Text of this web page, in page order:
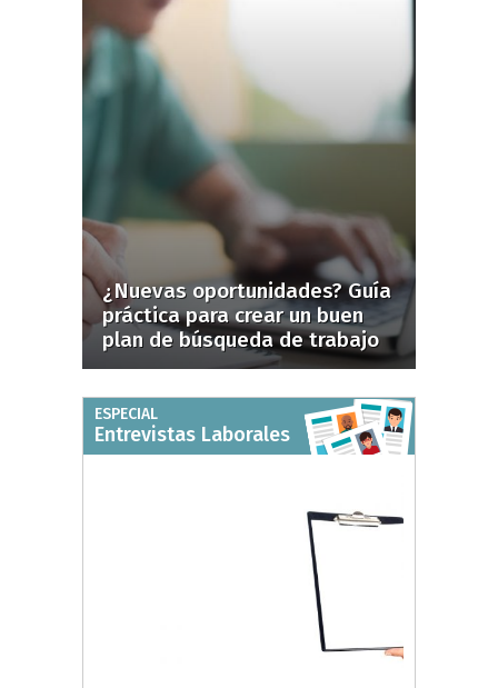
¿Nuevas oportunidades? Guía
práctica para crear un buen
plan de búsqueda de trabajo
ESPECIAL
Entrevistas Laborales